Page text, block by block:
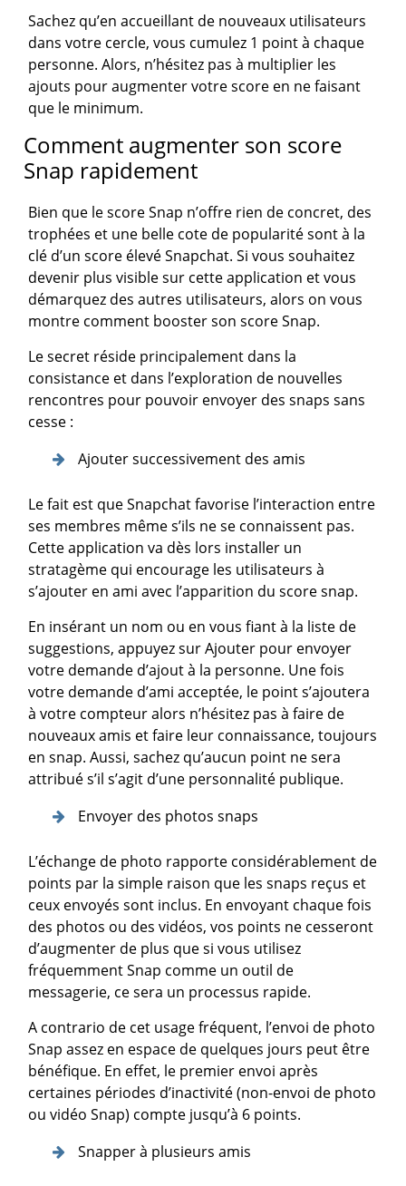
Sachez qu’en accueillant de nouveaux utilisateurs
dans votre cercle, vous cumulez 1 point à chaque
personne. Alors, n’hésitez pas à multiplier les
ajouts pour augmenter votre score en ne faisant
que le minimum.
Comment augmenter son score
Snap rapidement
Bien que le score Snap n’offre rien de concret, des
trophées et une belle cote de popularité sont à la
clé d’un score élevé Snapchat. Si vous souhaitez
devenir plus visible sur cette application et vous
démarquez des autres utilisateurs, alors on vous
montre comment booster son score Snap.
Le secret réside principalement dans la
consistance et dans l’exploration de nouvelles
rencontres pour pouvoir envoyer des snaps sans
cesse :
Ajouter successivement des amis
Le fait est que Snapchat favorise l’interaction entre
ses membres même s’ils ne se connaissent pas.
Cette application va dès lors installer un
stratagème qui encourage les utilisateurs à
s’ajouter en ami avec l’apparition du score snap.
En insérant un nom ou en vous fiant à la liste de
suggestions, appuyez sur Ajouter pour envoyer
votre demande d’ajout à la personne. Une fois
votre demande d’ami acceptée, le point s’ajoutera
à votre compteur alors n’hésitez pas à faire de
nouveaux amis et faire leur connaissance, toujours
en snap. Aussi, sachez qu’aucun point ne sera
attribué s’il s’agit d’une personnalité publique.
Envoyer des photos snaps
L’échange de photo rapporte considérablement de
points par la simple raison que les snaps reçus et
ceux envoyés sont inclus. En envoyant chaque fois
des photos ou des vidéos, vos points ne cesseront
d’augmenter de plus que si vous utilisez
fréquemment Snap comme un outil de
messagerie, ce sera un processus rapide.
A contrario de cet usage fréquent, l’envoi de photo
Snap assez en espace de quelques jours peut être
bénéfique. En effet, le premier envoi après
certaines périodes d’inactivité (non-envoi de photo
ou vidéo Snap) compte jusqu’à 6 points.
Snapper à plusieurs amis